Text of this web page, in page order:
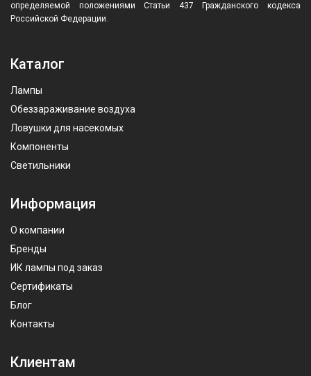
определяемой положениями Статьи 437 Гражданского кодекса
Российской Федерации.
Каталог
Лампы
Обеззараживание воздуха
Ловушки для насекомых
Компоненты
Светильники
Информация
О компании
Бренды
ИК лампы под заказ
Сертификаты
Блог
Контакты
Клиентам